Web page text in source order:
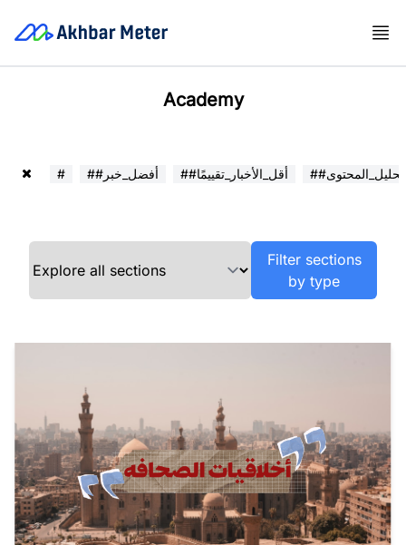
Academy
# ##أفضل_خبر ##أقل_الأخبار_تقييمًا ##تحليل_المحتوى
Filter sections
by type